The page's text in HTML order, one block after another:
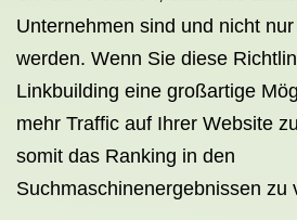
Unternehmen sind und nicht
werden. Wenn Sie diese
Linkbuilding eine großartige
mehr Traffic auf Ihrer Website
somit das Ranking in den
Suchmaschinenergebnissen zu